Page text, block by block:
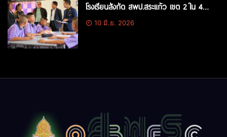
โรงเรียนสังกัด สพป.สระแก้ว เขต 2 ใน 4
อำเภอของจังหวัดสระแก้ว
10 มิ.ย. 2026